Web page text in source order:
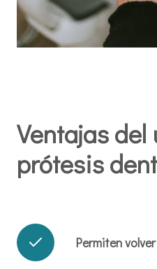
Ventajas del
prótesis
Permiten